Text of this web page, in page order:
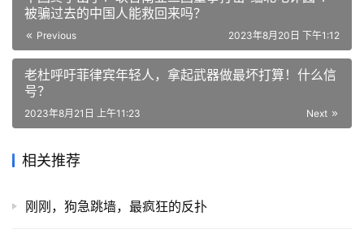
被骗过去的中国人能救回来吗？
Previous 2023年8月20日 下午1:12
老杜呼吁菲律宾年轻人，拿起武器做最坏打算！什么信
号？
Next
2023年8月21日 上午11:23
相关推荐
刚刚，狗急跳墙，最疯狂的反扑